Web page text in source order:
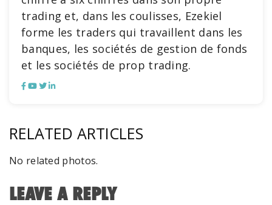
trading et, dans les coulisses, Ezekiel
forme les traders qui travaillent dans les
banques, les sociétés de gestion de fonds
et les sociétés de prop trading.
RELATED ARTICLES
No related photos.
LEAVE A REPLY